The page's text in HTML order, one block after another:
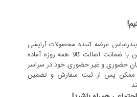
عرضه کننده محصولات آرایشی
با ضمانت اصالت کالا همه روزه آماده
حضوری و غیر حضوری خود در سراسر
ممکن پس از ثبت سفارش و تضمین